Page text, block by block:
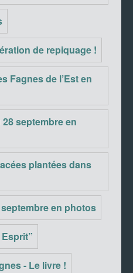
de repiquage !
Fagnes de l’Est en
septembre en
plantées dans
en photos
- Le livre !